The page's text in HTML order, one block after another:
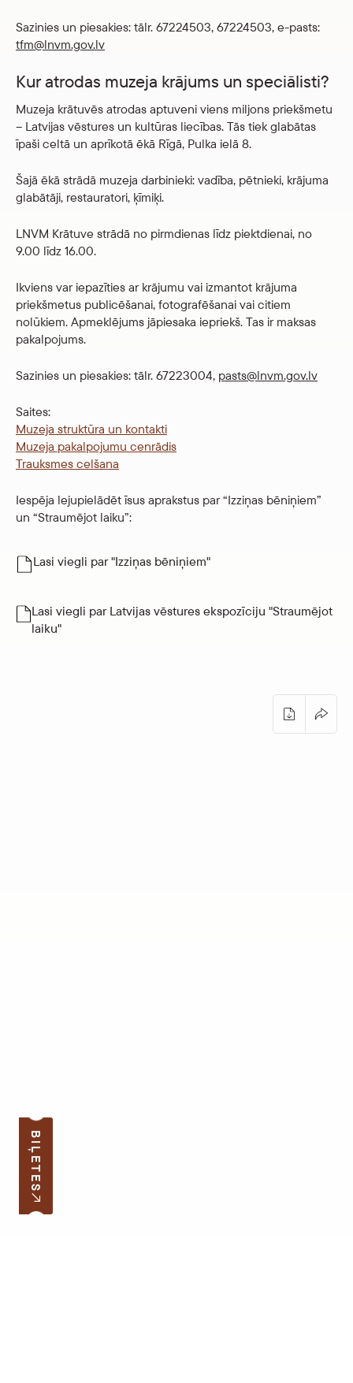
BIĻETES
Sazinies un piesakies: tālr. 67224503, 67224503, e-pasts:
tfm@lnvm.gov.lv
Kur atrodas muzeja krājums un speciālisti?
Muzeja krātuvēs atrodas aptuveni viens miljons priekšmetu
– Latvijas vēstures un kultūras liecības. Tās tiek glabātas
īpaši celtā un aprīkotā ēkā Rīgā, Pulka ielā 8.
Šajā ēkā strādā muzeja darbinieki: vadība, pētnieki, krājuma
glabātāji, restauratori, ķīmiķi.
LNVM Krātuve strādā no pirmdienas līdz piektdienai, no
9.00 līdz 16.00.
Ikviens var iepazīties ar krājumu vai izmantot krājuma
priekšmetus publicēšanai, fotografēšanai vai citiem
nolūkiem. Apmeklējums jāpiesaka iepriekš. Tas ir maksas
pakalpojums.
Sazinies un piesakies: tālr. 67223004, pasts@lnvm.gov.lv
Saites:
Muzeja struktūra un kontakti
Muzeja pakalpojumu cenrādis
Trauksmes celšana
Iespēja lejupielādēt īsus aprakstus par “Izziņas bēniņiem”
un “Straumējot laiku”:
Lasi viegli par "Izziņas bēniņiem"
Lasi viegli par Latvijas vēstures ekspozīciju "Straumējot
laiku"